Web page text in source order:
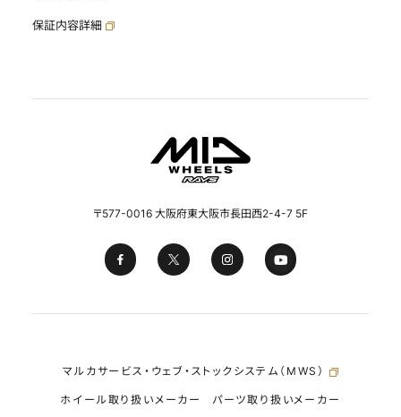
〒577-0016 大阪府東大阪市長田西2-4-7 5F
保証内容詳細
マルカサービス・ウェブ・ストックシステム（MWS）
ホイール取り扱いメーカー パーツ取り扱いメーカー